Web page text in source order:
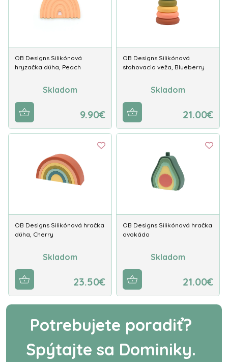
OB Designs Silikónová
hryzačka dúha, Peach
Skladom
9.90€
OB Designs Silikónová
stohovacia veža, Blueberry
Skladom
21.00€
OB Designs Silikónová hračka
dúha, Cherry
Skladom
23.50€
OB Designs Silikónová hračka
avokádo
Skladom
21.00€
Potrebujete poradiť?
Spýtajte sa Dominiky.